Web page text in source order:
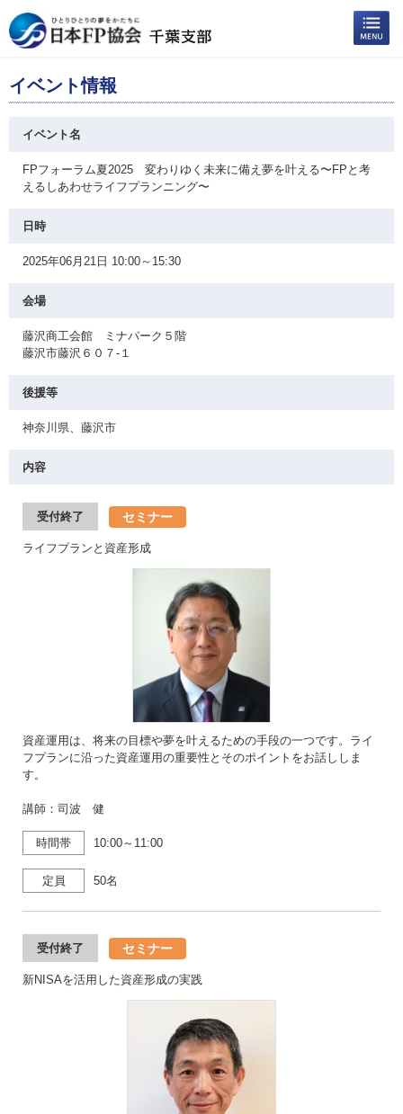
イベント情報
イベント名
FPフォーラム夏2025 変わりゆく未来に備え夢を叶える〜FPと考
えるしあわせライフプランニング〜
日時
2025年06月21日 10:00～15:30
会場
藤沢商工会館 ミナパーク５階
藤沢市藤沢６０７-１
後援等
神奈川県、藤沢市
内容
受付終了 セミナー
ライフプランと資産形成
資産運用は、将来の目標や夢を叶えるための手段の一つです。ライ
フプランに沿った資産運用の重要性とそのポイントをお話ししま
す。
講師：司波 健
時間帯 10:00～11:00
定員 50名
受付終了 セミナー
新NISAを活用した資産形成の実践